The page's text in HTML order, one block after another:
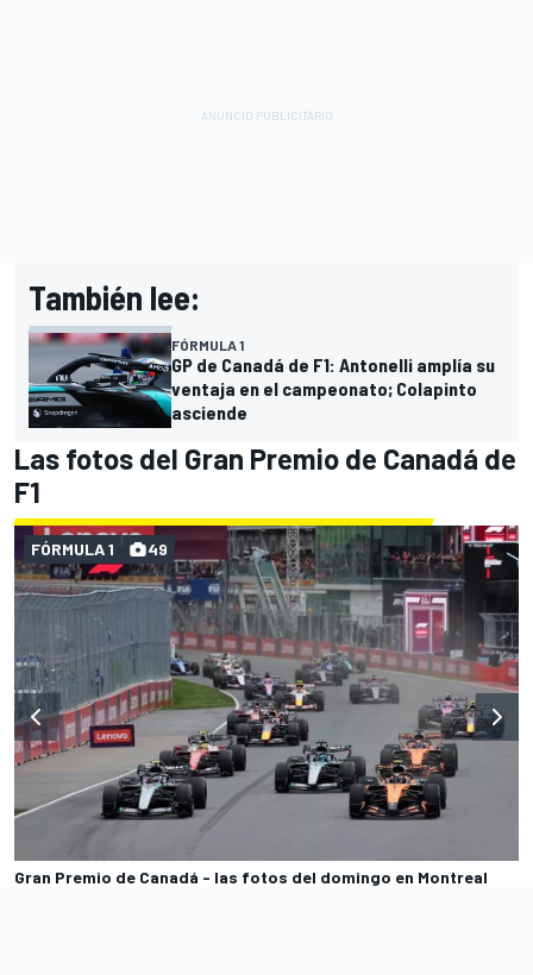
También lee:
FÓRMULA 1
GP de Canadá de F1: Antonelli amplía su
ventaja en el campeonato; Colapinto
asciende
Las fotos del Gran Premio de Canadá de
F1
Gran Premio de Canadá - las fotos del domingo en Montreal
FÓRMULA 1 49